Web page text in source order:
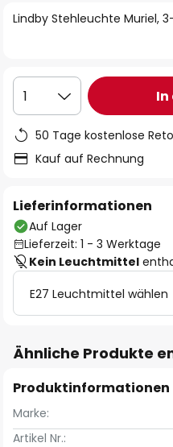
Lindby Stehleuchte Muriel,
1 In
50 Tage kostenlose
Kauf auf Rechnung
Lieferinformationen
Auf Lager
Lieferzeit: 1 - 3 Werktage
Kein Leuchtmittel
E27 Leuchtmittel wählen
Ähnliche Produkte
Produktinformationen
Marke:
Artikel Nr.: